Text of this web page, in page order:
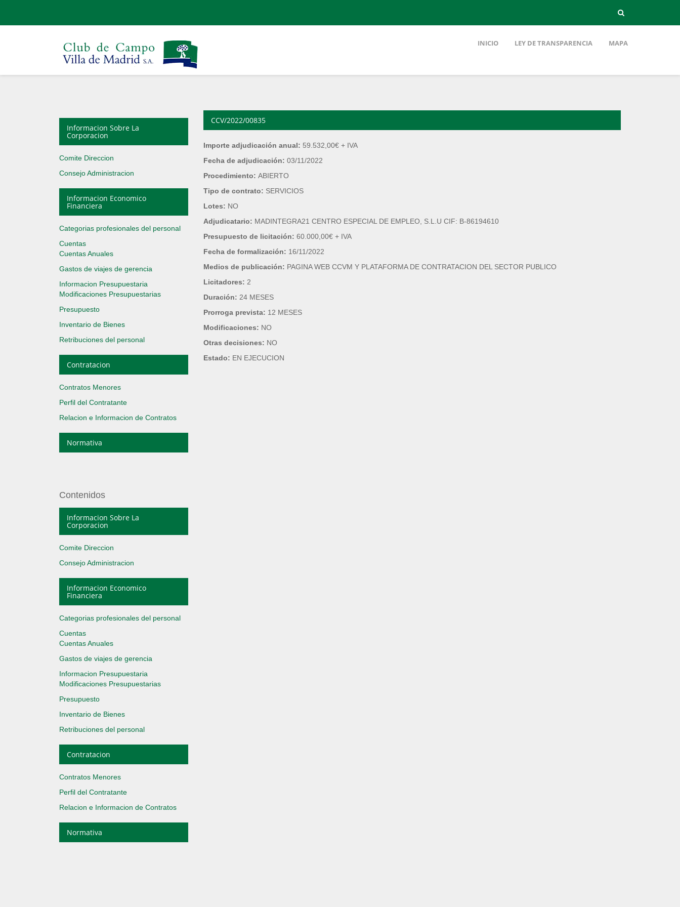
INICIO LEY DE TRANSPARENCIA MAPA
Informacion Sobre La
Corporacion
Comite Direccion
Consejo Administracion
Informacion Economico
Financiera
Categorias profesionales del personal
Cuentas
Cuentas Anuales
Gastos de viajes de gerencia
Informacion Presupuestaria
Modificaciones Presupuestarias
Presupuesto
Inventario de Bienes
Retribuciones del personal
Contratacion
Contratos Menores
Perfil del Contratante
Relacion e Informacion de Contratos
Normativa
Contenidos
Informacion Sobre La
Corporacion
Comite Direccion
Consejo Administracion
Informacion Economico
Financiera
Categorias profesionales del personal
Cuentas
Cuentas Anuales
Gastos de viajes de gerencia
Informacion Presupuestaria
Modificaciones Presupuestarias
Presupuesto
Inventario de Bienes
Retribuciones del personal
Contratacion
Contratos Menores
Perfil del Contratante
Relacion e Informacion de Contratos
Normativa
CCV/2022/00835
Importe adjudicación anual: 59.532,00€ + IVA
Fecha de adjudicación: 03/11/2022
Procedimiento: ABIERTO
Tipo de contrato: SERVICIOS
Lotes: NO
Adjudicatario: MADINTEGRA21 CENTRO ESPECIAL DE EMPLEO, S.L.U CIF: B-86194610
Presupuesto de licitación: 60.000,00€ + IVA
Fecha de formalización: 16/11/2022
Medios de publicación: PAGINA WEB CCVM Y PLATAFORMA DE CONTRATACION DEL SECTOR PUBLICO
Licitadores: 2
Duración: 24 MESES
Prorroga prevista: 12 MESES
Modificaciones: NO
Otras decisiones: NO
Estado: EN EJECUCION